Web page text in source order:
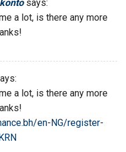
says:
a lot, is there any more
a lot, is there any more
en-NG/register-